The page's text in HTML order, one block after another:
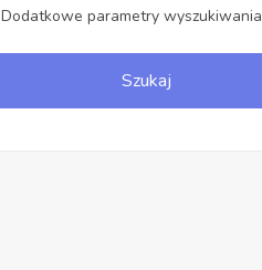
Dodatkowe parametry wyszukiwania
Szukaj